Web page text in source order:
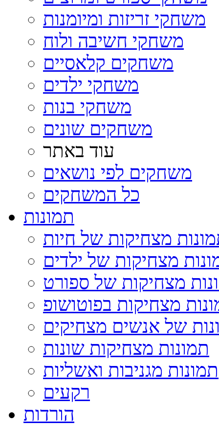
משחקי זריזות ומיומנות
משחקי חשיבה ולוח
משחקים קלאסיים
משחקי ילדים
משחקי בנות
משחקים שונים
עוד באתר
משחקים לפי נושאים
כל המשחקים
תמונות
מצחיקות של חיות
מצחיקות של ילדים
מצחיקות של ספורט
מצחיקות בפוטושופ
של אנשים מצחיקים
תמונות מצחיקות שונות
תמונות מגניבות ואשליות
רקעים
הורדות